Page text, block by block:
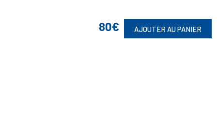
80€ AJOUTER AU PANIER
Suivez-Nous